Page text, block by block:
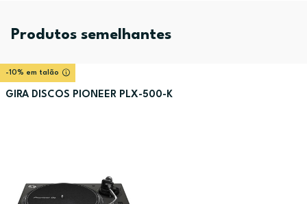
Produtos semelhantes
-10% em talão
GIRA DISCOS PIONEER PLX-500-K